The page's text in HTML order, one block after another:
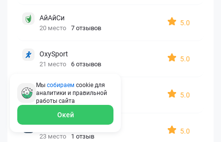
АйАйСи
20 место 7 отзывов
5.0
OxySport
21 место 6 отзывов
5.0
ERGO AXA
22 место 2 отзыва
5.0
Oxy Travel Premium
23 место 1 отзыв
5.0
Мы собираем cookie для
аналитики и правильной
работы сайта
Окей